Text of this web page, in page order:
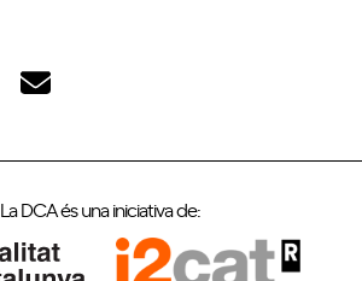
La DCA és una iniciativa de: